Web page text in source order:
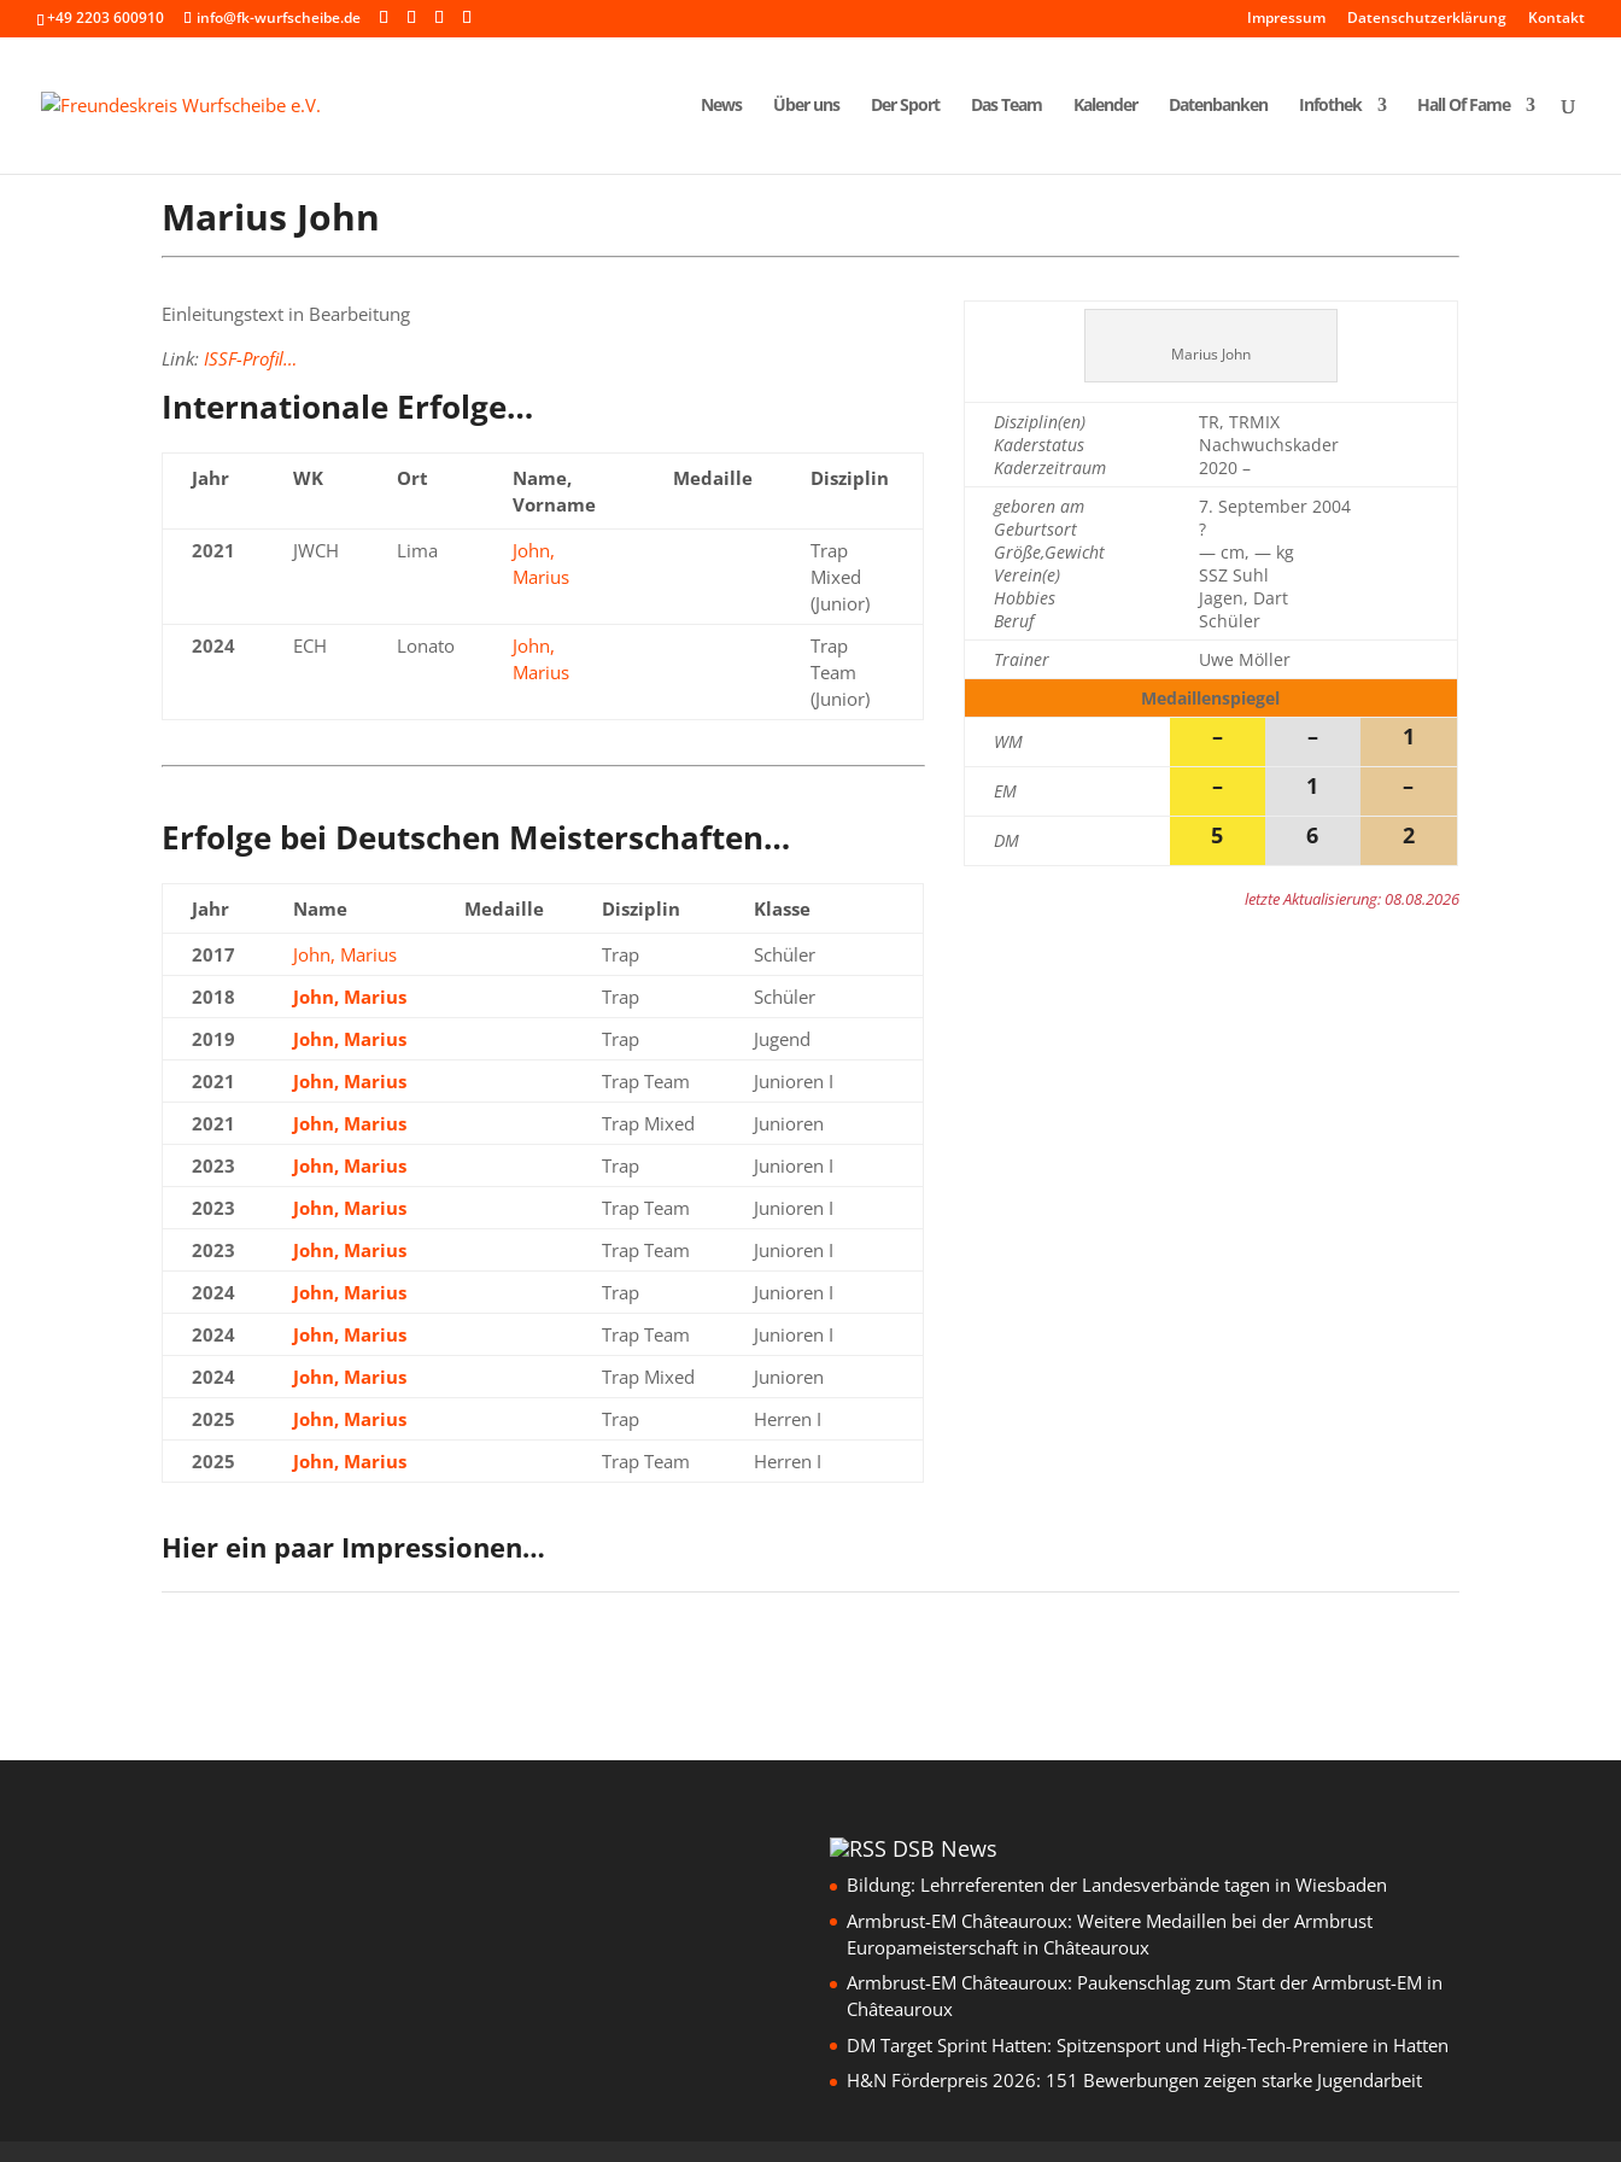
+49 2203 600910 info@fk-wurfscheibe.de Impressum Datenschutzerklärung Kontakt
News Über uns Der Sport Das Team Kalender Datenbanken Infothek Hall Of Fame
Marius John
Einleitungstext in Bearbeitung
Link: ISSF-Profil…
Internationale Erfolge…
Jahr WK Ort
Name,
Vorname
Medaille Disziplin
2021 JWCH Lima
John,
Marius
Trap
Mixed
(Junior)
2024
ECH Lonato
John,
Marius
Trap
Team
(Junior)
Erfolge bei Deutschen Meisterschaften…
Jahr Name Medaille Disziplin
Klasse
2017
John, Marius Trap
Schüler
2018
John, Marius Trap
Schüler
2019
John, Marius Trap
Jugend
2021
John, Marius Trap Team
Junioren I
2021
John, Marius Trap Mixed
Junioren
2023
John, Marius Trap
Junioren I
2023
John, Marius Trap Team
Junioren I
2023
John, Marius Trap Team
Junioren I
2024
John, Marius Trap
Junioren I
2024
John, Marius Trap Team
Junioren I
2024
John, Marius Trap Mixed
Junioren
2025
John, Marius Trap
Herren I
2025
John, Marius Trap Team Herren I
Marius John
Disziplin(en)
Kaderstatus
Kaderzeitraum
TR, TRMIX
Nachwuchskader
2020 –
geboren am
Geburtsort
Größe,Gewicht
Verein(e)
Hobbies
Beruf
7. September 2004
?
— cm, — kg
SSZ Suhl
Jagen, Dart
Schüler
Trainer
Uwe Möller
Medaillenspiegel
WM
– – 1
EM – 1 –
DM 5 6 2
letzte Aktualisierung: 08.08.2026
Hier ein paar Impressionen…
DSB News
Bildung: Lehrreferenten der Landesverbände tagen in Wiesbaden
Armbrust-EM Châteauroux: Weitere Medaillen bei der Armbrust
Europameisterschaft in Châteauroux
Armbrust-EM Châteauroux: Paukenschlag zum Start der Armbrust-EM in
Châteauroux
DM Target Sprint Hatten: Spitzensport und High-Tech-Premiere in Hatten
H&N Förderpreis 2026: 151 Bewerbungen zeigen starke Jugendarbeit